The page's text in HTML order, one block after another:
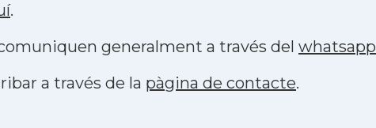
.
generalment a través del whatsapp
a través de la pàgina de contacte.